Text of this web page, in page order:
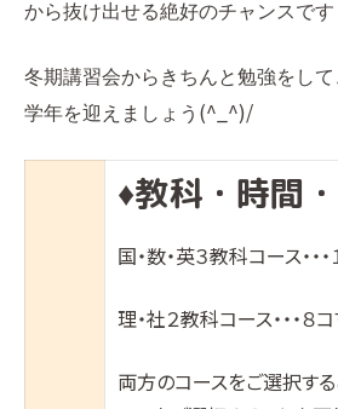
から抜け出せる絶好のチャンスです
冬期講習会からきちんと勉強をし
学年を迎えましょう (^_^)/
♦︎教科・時間
国・数・英３教科コース・・
理・社２教科コース・・・８
両方のコースをご選択する